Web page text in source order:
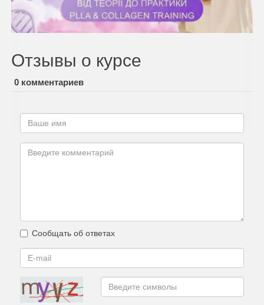
Отзывы о курсе
0 комментариев
Сообщать об ответах